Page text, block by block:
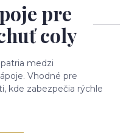
pre
coly
patria medzi
Vhodné pre
kde zabezpečia rýchle